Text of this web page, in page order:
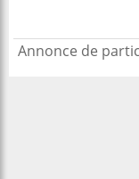
Annonce de